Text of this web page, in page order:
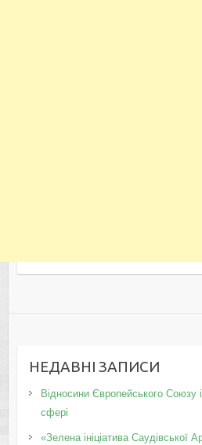
НЕДАВНІ ЗАПИСИ
Відносини Європейського Союзу
сфері
«Зелена ініціатива Саудівської